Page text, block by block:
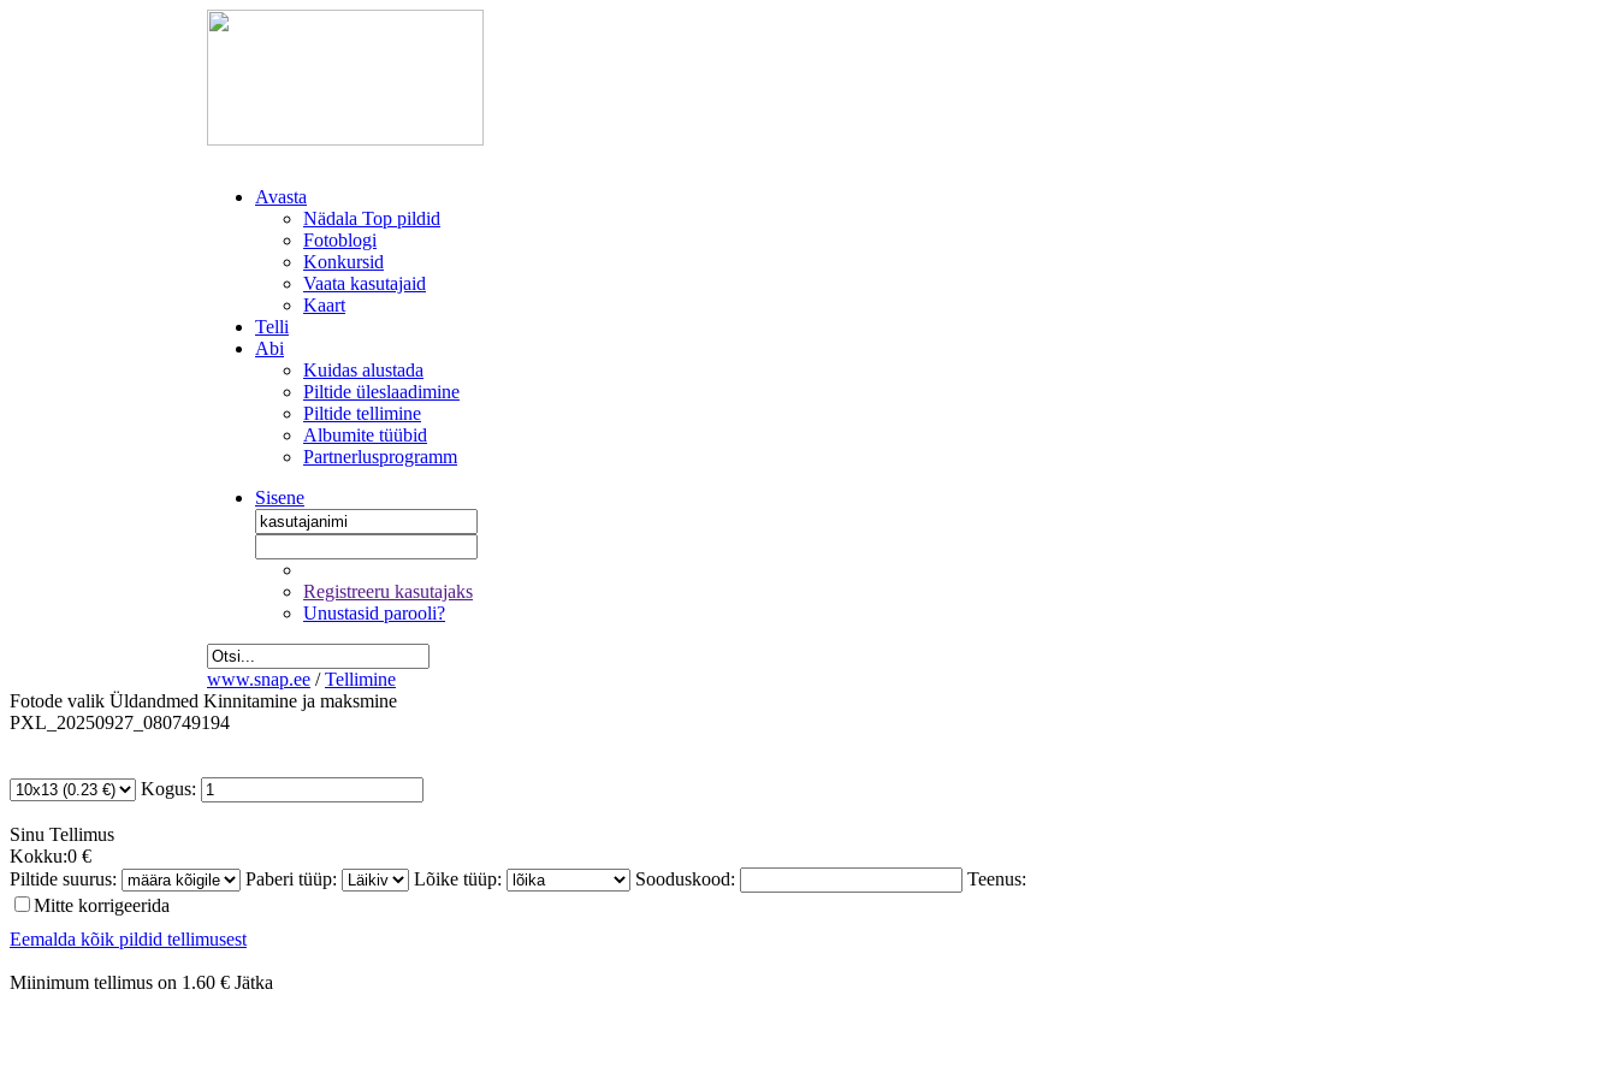
Avasta
Nädala Top pildid
Fotoblogi
Konkursid
Vaata kasutajaid
Kaart
Telli
Abi
Kuidas alustada
Piltide üleslaadimine
Piltide tellimine
Albumite tüübid
Partnerlusprogramm
Sisene
Registreeru kasutajaks
Unustasid parooli?
www.snap.ee / Tellimine
Fotode valik Üldandmed Kinnitamine ja maksmine
PXL_20250927_080749194
Kogus:
Sinu Tellimus
Kokku:0 €
Piltide suurus:
Paberi tüüp: Lõike tüüp: Sooduskood:
Teenus:
Mitte korrigeerida
Eemalda kõik pildid tellimusest
Miinimum tellimus on 1.60 € Jätka